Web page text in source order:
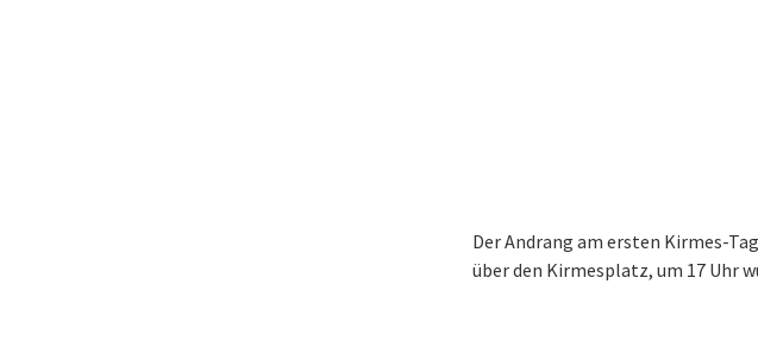
Der Andrang am ersten Kirmes-
über den Kirmesplatz, um 17 Uhr